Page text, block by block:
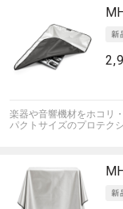
楽器や音響機材をホコリ
パクトサイズのプロテク